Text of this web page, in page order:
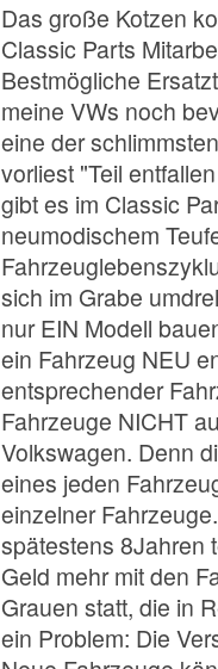
Das große Kotzen
Classic Parts
Bestmögliche
meine VWs noch
eine der
vorliest "Teil
gibt es im Classic
neumodischem
sich im Grabe
nur EIN Modell
ein Fahrzeug NEU
entsprechender
Fahrzeuge NICHT
Volkswagen. Denn
eines jeden
einzelner
spätestens 8Jahren
Geld mehr mit den
Grauen statt, die in
ein Problem: Die